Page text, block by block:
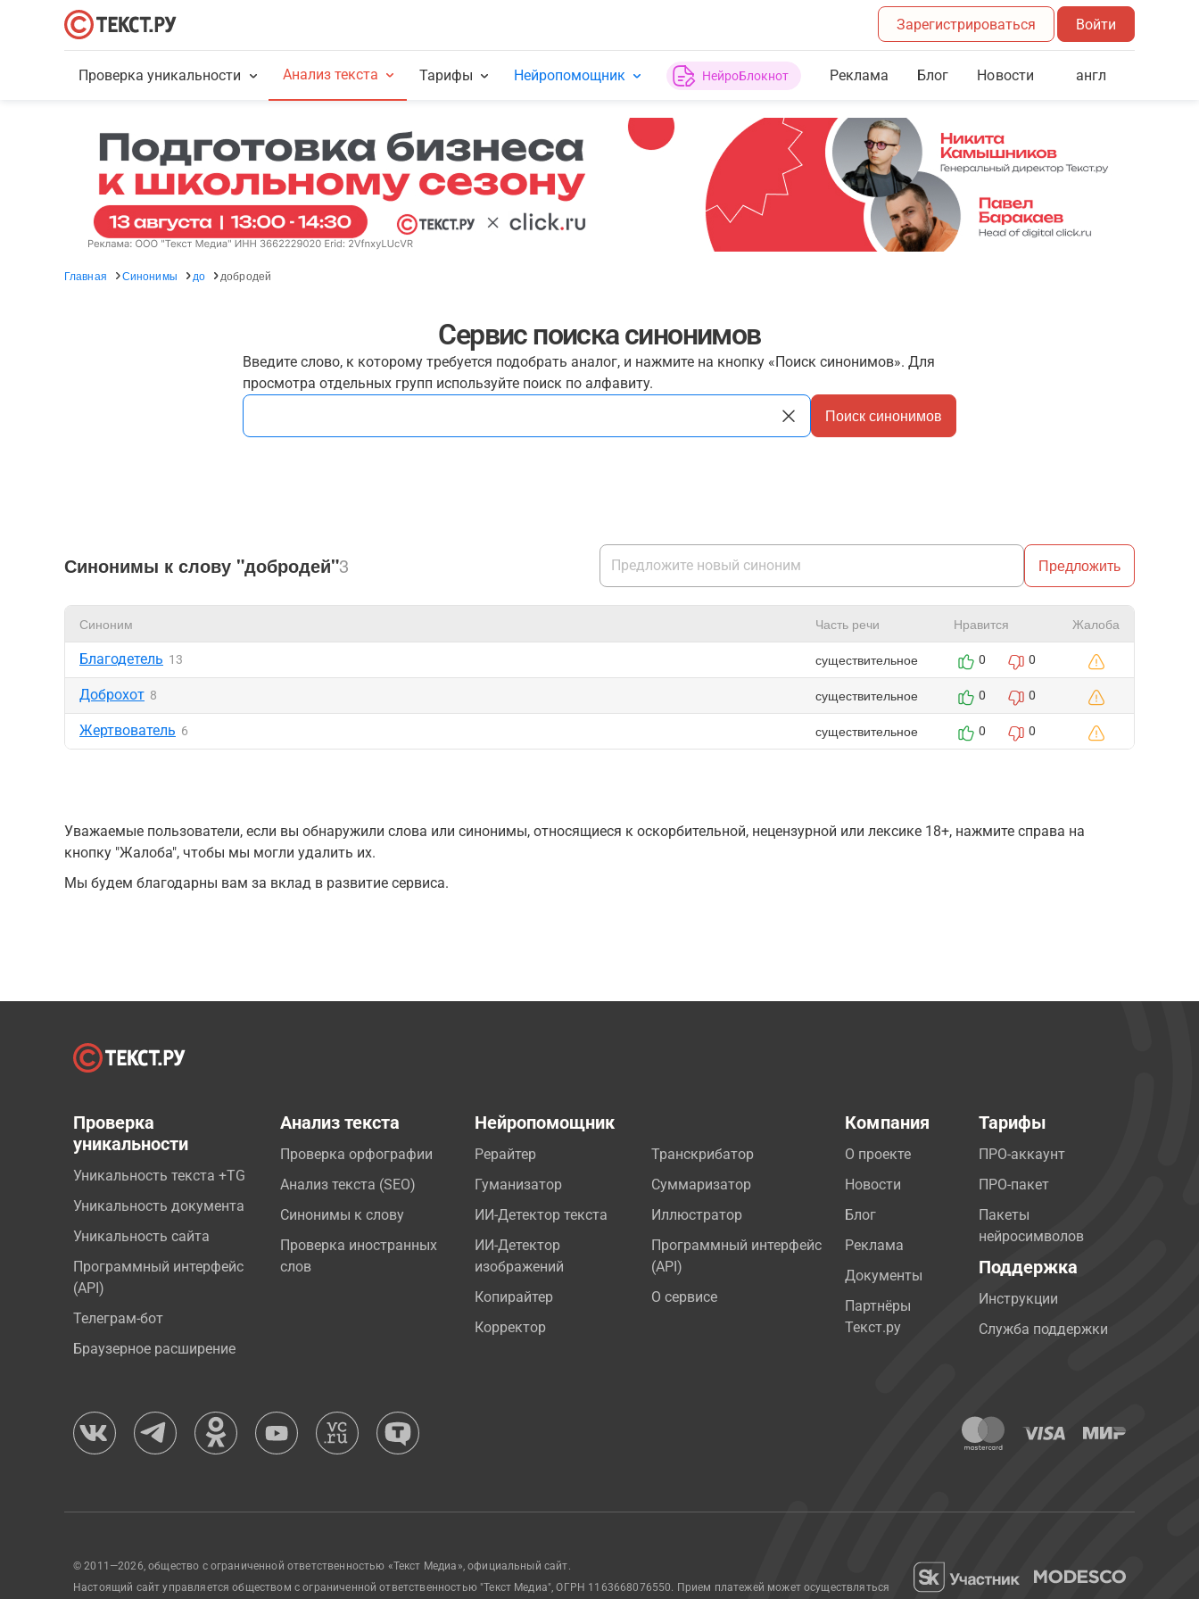
Зарегистрироваться Войти
Проверка уникальности Анализ текста Тарифы Нейропомощник НейроБлокнот Реклама Блог Новости англ
Главная Синонимы до добродей
Сервис поиска синонимов
Введите слово, к которому требуется подобрать аналог, и нажмите на кнопку «Поиск синонимов». Для
просмотра отдельных групп используйте поиск по алфавиту.
Поиск синонимов
Синонимы к слову "добродей"3 Предложить
Синоним Часть речи Нравится Жалоба
Благодетель 13 существительное 0 0
Доброхот 8 существительное 0 0
Жертвователь 6 существительное 0 0
Уважаемые пользователи, если вы обнаружили слова или синонимы, относящиеся к оскорбительной, нецензурной или лексике 18+, нажмите справа на
кнопку "Жалоба", чтобы мы могли удалить их.
Мы будем благодарны вам за вклад в развитие сервиса.
Проверка
уникальности
Уникальность текста +TG
Уникальность документа
Уникальность сайта
Программный интерфейс
(API)
Телеграм-бот
Браузерное расширение
Анализ текста
Проверка орфографии
Анализ текста (SEO)
Синонимы к слову
Проверка иностранных
слов
Нейропомощник
Рерайтер
Гуманизатор
ИИ-Детектор текста
ИИ-Детектор
изображений
Копирайтер
Корректор
Транскрибатор
Суммаризатор
Иллюстратор
Программный интерфейс
(API)
О сервисе
Компания
О проекте
Новости
Блог
Реклама
Документы
Партнёры
Текст.ру
Тарифы
ПРО-аккаунт
ПРО-пакет
Пакеты
нейросимволов
Поддержка
Инструкции
Служба поддержки
© 2011—2026, общество с ограниченной ответственностью «Текст Медиа», официальный сайт.
Настоящий сайт управляется обществом с ограниченной ответственностью "Текст Медиа", ОГРН 1163668076550. Прием платежей может осуществляться